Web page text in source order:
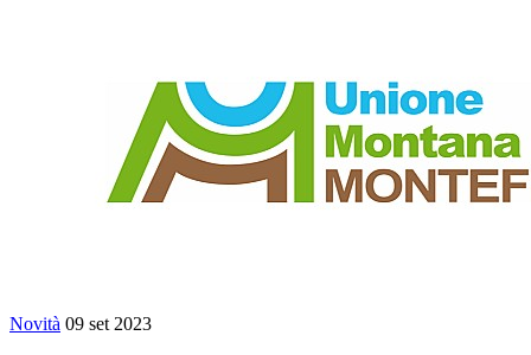
Novità 09 set 2023